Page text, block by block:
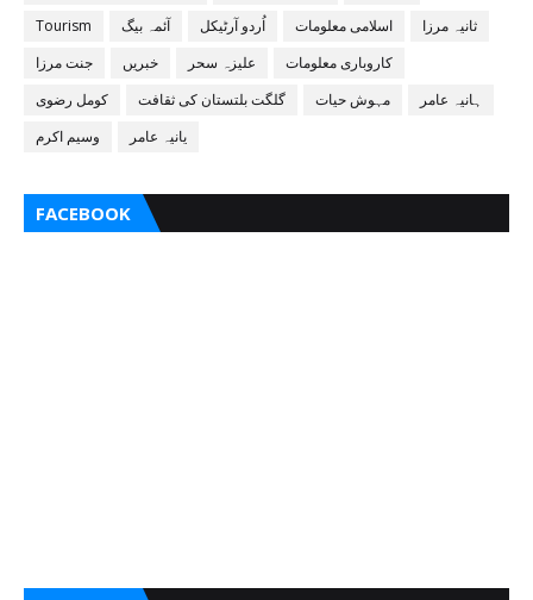
Tourism
آئمہ بیگ اُردو آرٹیکل اسلامی معلومات
ثانیہ مرزا
جنت مرزا
خبریں علیزہ سحر
کاروباری معلومات
کومل رضوی
گلگت بلتستان کی ثقافت مہوش حیات
ہانیہ عامر
وسیم اکرم
یانیہ عامر
FACEBOOK